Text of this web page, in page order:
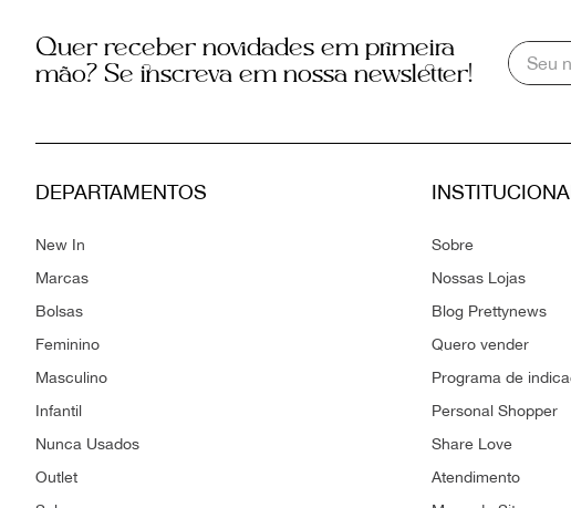
Quer receber novidades em primeira
mão? Se inscreva em nossa newsletter!
DEPARTAMENTOS
New In
Marcas
Bolsas
Feminino
Masculino
Infantil
Nunca Usados
Outlet
Sobre
Nossas Lojas
Blog Prettynews
Quero vender
Programa de
Personal Shopper
Share Love
Atendimento